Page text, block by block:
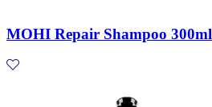
MOHI Repair Shampoo 300ml